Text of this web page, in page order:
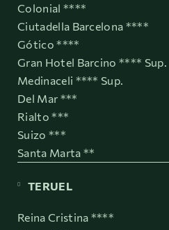
Colonial ****
Ciutadella Barcelona ****
Gótico ****
Gran Hotel Barcino **** Sup.
Medinaceli **** Sup.
Del Mar ***
Rialto ***
Suizo ***
Santa Marta **
TERUEL
Reina Cristina ****